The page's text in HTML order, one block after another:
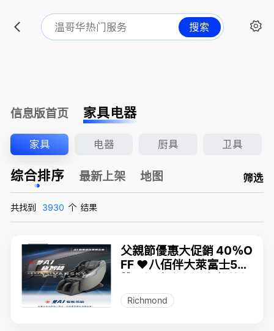
搜索
信息版首页 家具电器
家具 电器 厨具 卫具
综合排序 最新上架 地图 筛选
共找到 3930 个 结果
父親節優惠大促銷 40％O
FF ❤️八佰伴大萊富士5D
按摩保健產品
Richmond